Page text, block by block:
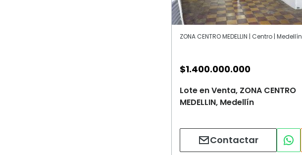
ZONA CENTRO MEDELLIN | Centro | Medellín
$1.400.000.000
Lote en Venta, ZONA CENTRO
MEDELLIN, Medellín
Contactar